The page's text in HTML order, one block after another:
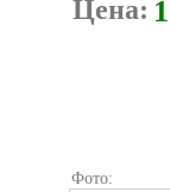
Цена:
Фото: